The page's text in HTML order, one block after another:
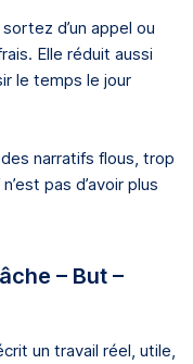
d’un appel ou
Elle réduit aussi
le temps le jour
narratifs flous, trop
pas d’avoir plus
– But –
un travail réel, utile,